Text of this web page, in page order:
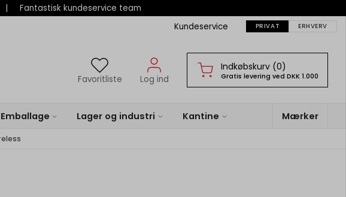
| Fantastisk kundeservice team
Kundeservice PRIVAT ERHVERV
Favoritliste
Log ind
Indkøbskurv (0)
Gratis levering ved DKK 1.000
Emballage Lager og industri Kantine Mærker